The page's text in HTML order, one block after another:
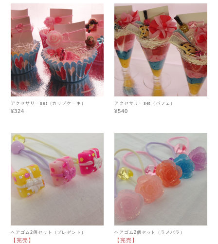
アクセサリーset（カップケーキ）
¥324
アクセサリーset（パフェ）
¥540
ヘアゴム2個セット（プレゼント）
【完売】
ヘアゴム2個セット（ラメバラ）
【完売】